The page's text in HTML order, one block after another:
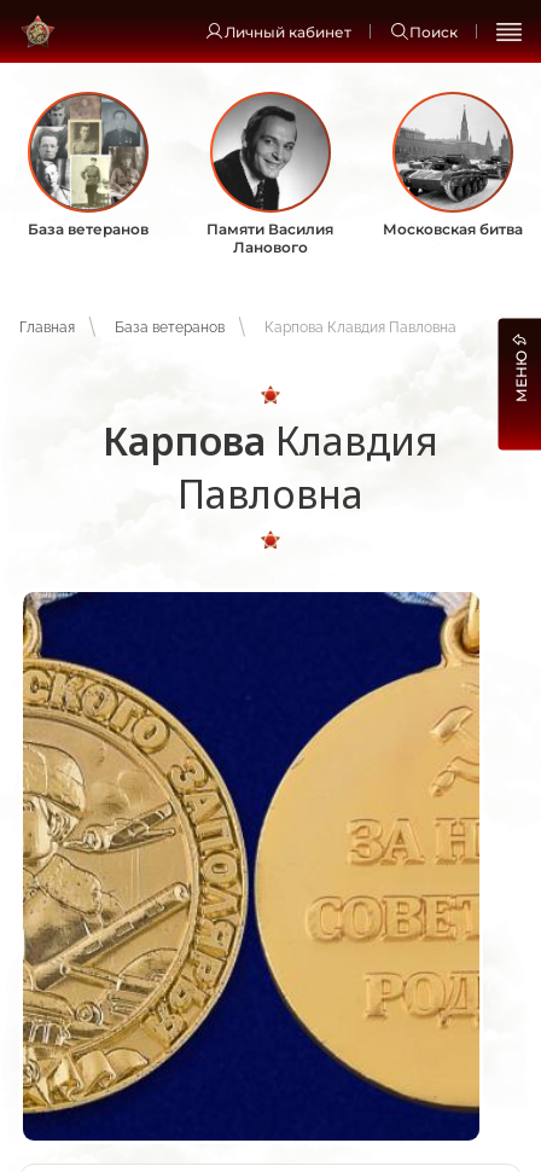
Личный кабинет Поиск
База ветеранов
Памяти Василия
Ланового
Московская битва
Главная База ветеранов Карпова Клавдия Павловна
Карпова Клавдия
Павловна
МЕНЮ